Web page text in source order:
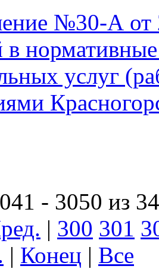
№30-А от
нормативные
услуг
- 3050 из
| 300 301
| Конец | Все